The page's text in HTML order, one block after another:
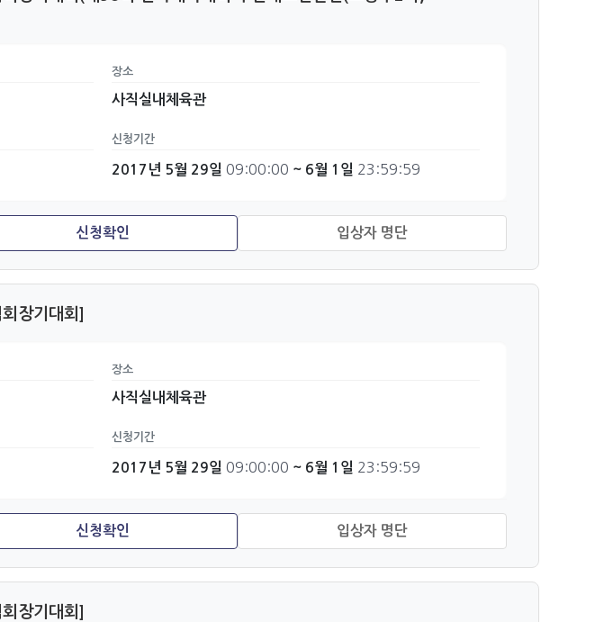
장소
사직실내체육관
신청기간
2017년 5월 29일 09:00:00 ~ 6월 1일 23:59:59
장기대회]
장소
사직실내체육관
신청기간
2017년 5월 29일 09:00:00 ~ 6월 1일 23:59:59
장기대회]